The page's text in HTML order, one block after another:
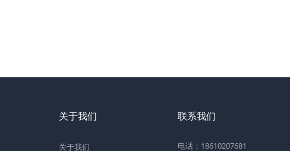
关于我们
关于我们
联系我们
电话：18610207681